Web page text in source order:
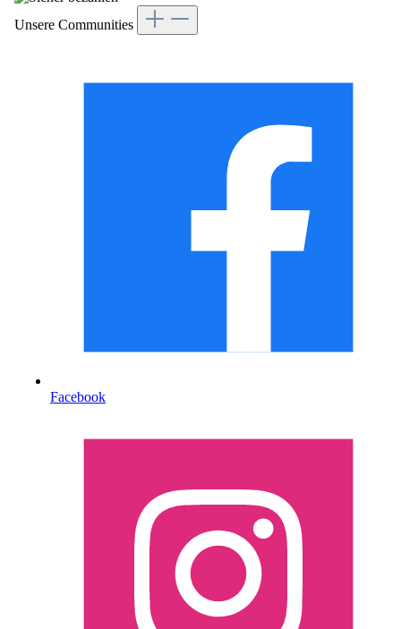
Unsere Communities
Facebook